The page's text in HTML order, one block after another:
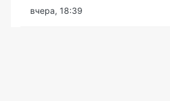
вчера, 18:39